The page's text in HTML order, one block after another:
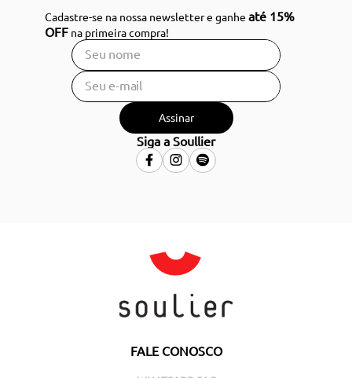
Cadastre-se na nossa newsletter e ganheaté 15%
OFF na primeira compra!
Assinar
Siga a Soullier
FALE CONOSCO